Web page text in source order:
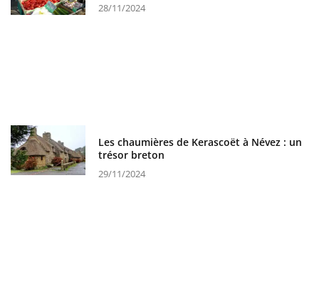
28/11/2024
Les chaumières de Kerascoët à Névez : un
trésor breton
29/11/2024